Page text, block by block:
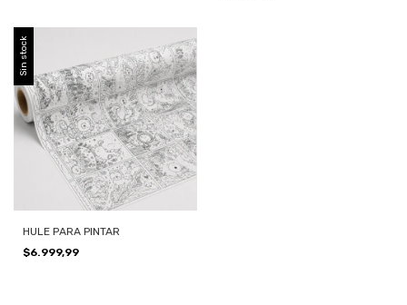
Sin stock
HULE PARA PINTAR
$6.999,99